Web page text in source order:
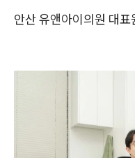
안산 유앤아이의원 대